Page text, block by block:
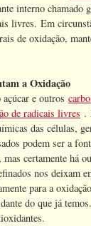
interno chamado
livres. Em
de oxidação,
a Oxidação
e outros
de radicais livres .
das células,
podem ser a
certamente há
nos deixam
para a
do que já temos.